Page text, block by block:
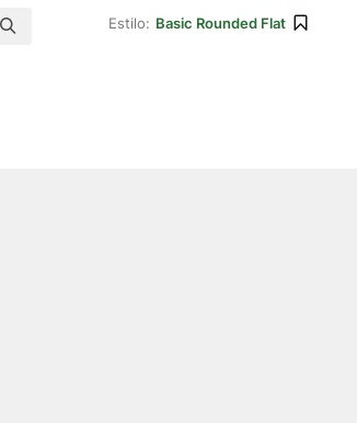
Estilo: Basic Rounded Flat